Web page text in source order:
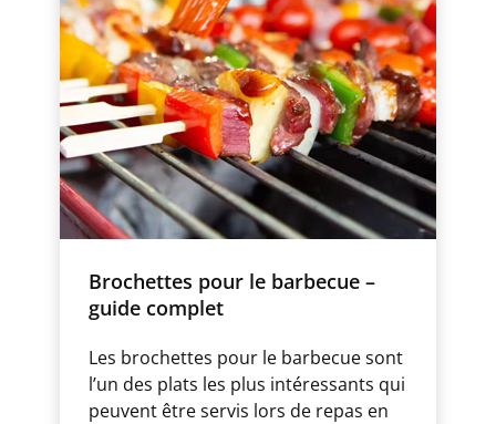
Brochettes pour le barbecue –
guide complet
Les brochettes pour le barbecue sont
l’un des plats les plus intéressants qui
peuvent être servis lors de repas en